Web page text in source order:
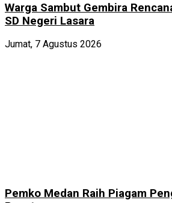
Warga Sambut Gembira
SD Negeri Lasara
Jumat, 7 Agustus 2026
Pemko Medan Raih Piagam